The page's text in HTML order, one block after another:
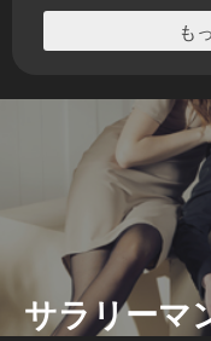
も
サラリーマ